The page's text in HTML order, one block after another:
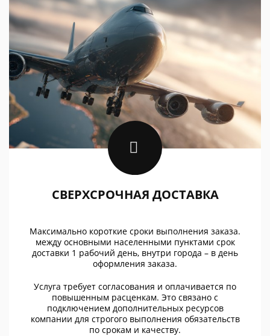
СВЕРХСРОЧНАЯ ДОСТАВКА
Максимально короткие сроки выполнения заказа.
между основными населенными пунктами срок
доставки 1 рабочий день, внутри города – в день
оформления заказа.
Услуга требует согласования и оплачивается по
повышенным расценкам. Это связано с
подключением дополнительных ресурсов
компании для строгого выполнения обязательств
по срокам и качеству.